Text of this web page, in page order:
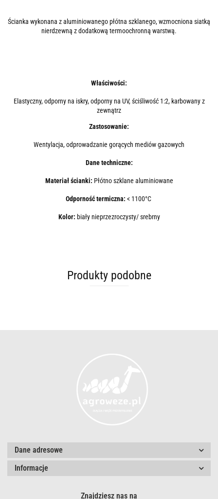
Ścianka wykonana z aluminiowanego płótna szklanego, wzmocniona siatką
nierdzewną z dodatkową termoochronną warstwą.
Właściwości:
Elastyczny, odporny na iskry, odporny na UV, ściśliwość 1:2, karbowany z
zewnątrz
Zastosowanie:
Wentylacja, odprowadzanie gorących mediów gazowych
Dane techniczne:
Materiał ścianki: Płótno szklane aluminiowane
Odporność termiczna: < 1100°C
Kolor: biały nieprzezroczysty/ srebrny
Produkty podobne
Dane adresowe
Informacje
Znajdziesz nas na